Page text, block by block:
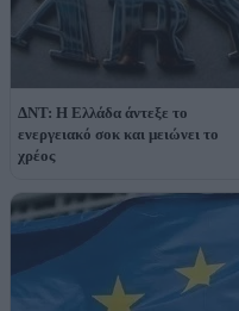
ΔΝΤ: Η Ελλάδα άντεξε το
ενεργειακό σοκ και μειώνει το
χρέος